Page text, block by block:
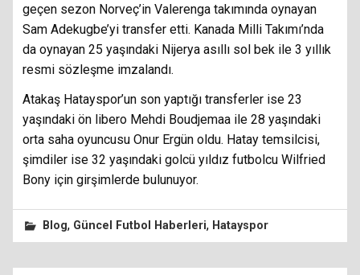
geçen sezon Norveç’in Valerenga takımında oynayan
Sam Adekugbe’yi transfer etti. Kanada Milli Takımı’nda
da oynayan 25 yaşındaki Nijerya asıllı sol bek ile 3 yıllık
resmi sözleşme imzalandı.
Atakaş Hatayspor’un son yaptığı transferler ise 23
yaşındaki ön libero Mehdi Boudjemaa ile 28 yaşındaki
orta saha oyuncusu Onur Ergün oldu. Hatay temsilcisi,
şimdiler ise 32 yaşındaki golcü yıldız futbolcu Wilfried
Bony için girşimlerde bulunuyor.
Blog, Güncel Futbol Haberleri, Hatayspor